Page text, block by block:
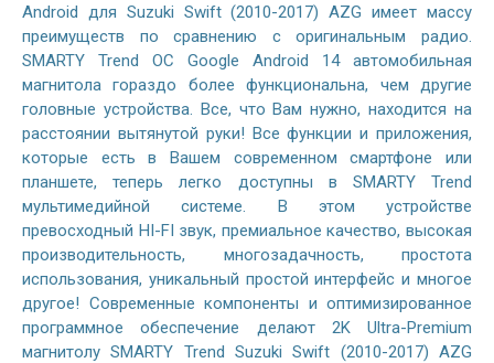
Android для Suzuki Swift (2010-2017) AZG имеет массу
преимуществ по сравнению с оригинальным радио.
SMARTY Trend ОС Google Android 14 автомобильная
магнитола гораздо более функциональна, чем другие
головные устройства. Все, что Вам нужно, находится на
расстоянии вытянутой руки! Все функции и приложения,
которые есть в Вашем современном смартфоне или
планшете, теперь легко доступны в SMARTY Trend
мультимедийной системе. В этом устройстве
превосходный HI-FI звук, премиальное качество, высокая
производительность, многозадачность, простота
использования, уникальный простой интерфейс и многое
другое! Современные компоненты и оптимизированное
программное обеспечение делают 2K Ultra-Premium
магнитолу SMARTY Trend Suzuki Swift (2010-2017) AZG